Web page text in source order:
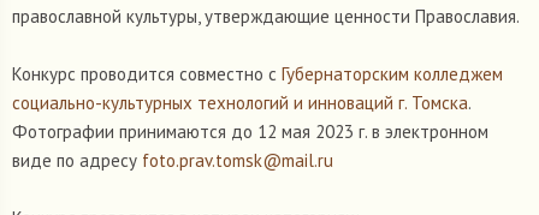
православной культуры, утверждающие ценности Православия.
Конкурс проводится совместно с Губернаторским колледжем
социально-культурных технологий и инноваций г. Томска.
Фотографии принимаются до 12 мая 2023 г. в электронном
виде по адресу foto.prav.tomsk@mail.ru